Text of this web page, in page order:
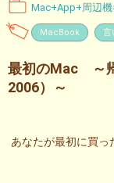
Mac+App+周辺機
MacBook 言
最初のMac ～
2006）～
あなたが最初に買っ